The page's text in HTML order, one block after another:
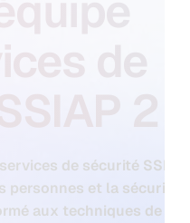
de
2
de sécurité SSIAP
personnes et la sécurité
aux techniques de